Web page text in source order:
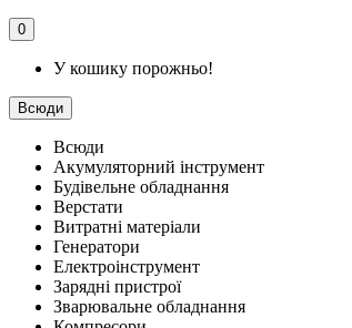
0
У кошику порожньо!
Всюди
Всюди
Акумуляторний інструмент
Будівельне обладнання
Верстати
Витратні матеріали
Генератори
Електроінструмент
Зарядні пристрої
Зварювальне обладнання